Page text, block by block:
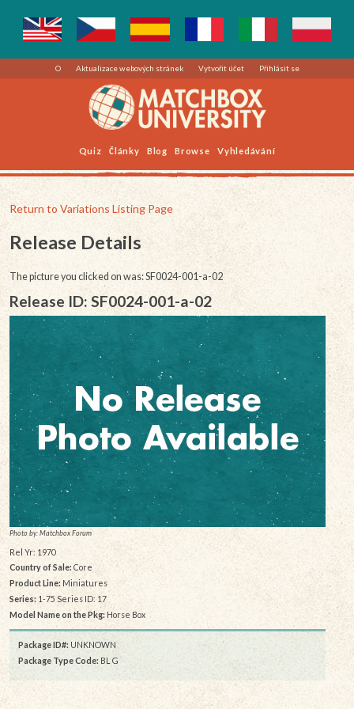
O Aktualizace webových stránek Vytvořit účet Přihlásit se
Quiz Články Blog Browse Vyhledávání
Return to Variations Listing Page
Release Details
The picture you clicked on was: SF0024-001-a-02
Release ID: SF0024-001-a-02
Photo by: Matchbox Forum
Rel Yr: 1970
Country of Sale: Core
Product Line:Miniatures
Series:1-75 Series ID: 17
Model Name on the Pkg:Horse Box
Package ID#: UNKNOWN
Package Type Code: BL G